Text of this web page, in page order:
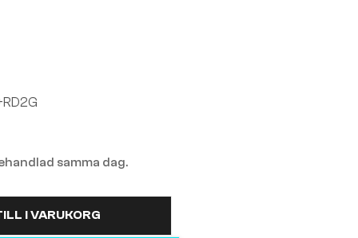
samma dag.
I VARUKORG